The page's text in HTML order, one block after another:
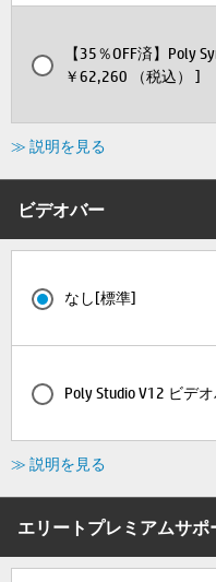
【35％OFF済】Poly
￥62,260 （税込） ]
≫ 説明を見る
ビデオバー
なし[標準]
Poly Studio V12 ビデ
≫ 説明を見る
エリートプレミアムサポ